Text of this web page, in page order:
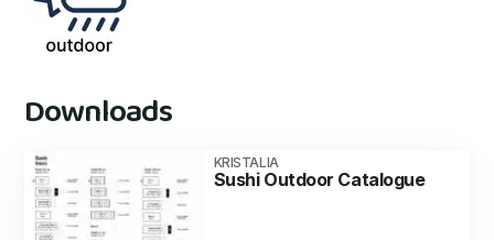
Downloads
KRISTALIA
Sushi Outdoor Catalogue